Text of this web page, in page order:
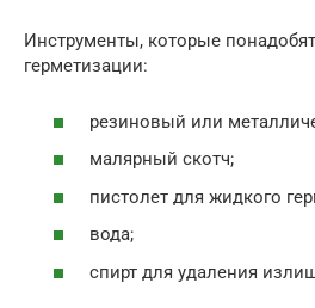
Инструменты, которые
герметизации:
резиновый или
малярный скотч;
пистолет для жидкого
вода;
спирт для удаления